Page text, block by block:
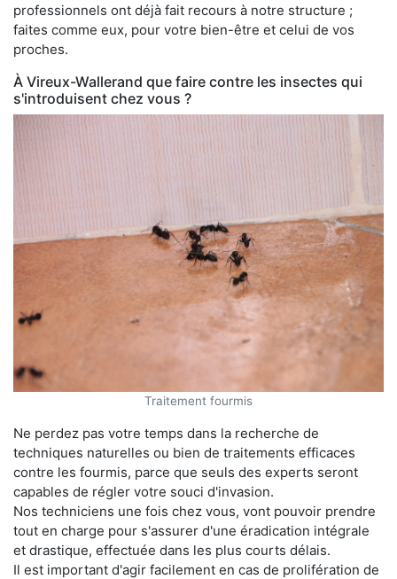
professionnels ont déjà fait recours à notre structure ;
faites comme eux, pour votre bien-être et celui de vos
proches.
À Vireux-Wallerand que faire contre les insectes qui
s'introduisent chez vous ?
Traitement fourmis
Ne perdez pas votre temps dans la recherche de
techniques naturelles ou bien de traitements efficaces
contre les fourmis, parce que seuls des experts seront
capables de régler votre souci d'invasion.
Nos techniciens une fois chez vous, vont pouvoir prendre
tout en charge pour s'assurer d'une éradication intégrale
et drastique, effectuée dans les plus courts délais.
Il est important d'agir facilement en cas de prolifération de